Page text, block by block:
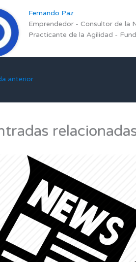
Fernando Paz
Emprendedor - Consultor de la
Practicante de la Agilidad -
anterior